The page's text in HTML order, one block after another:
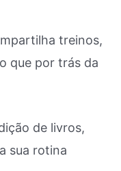
treinos,
que por trás da
de livros,
sua rotina